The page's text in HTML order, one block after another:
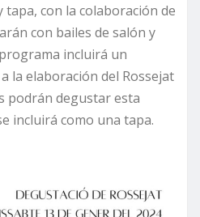
con la colaboración de
con bailes de salón y
incluirá un
la elaboración del Rossejat
podrán degustar esta
incluirá como una tapa.